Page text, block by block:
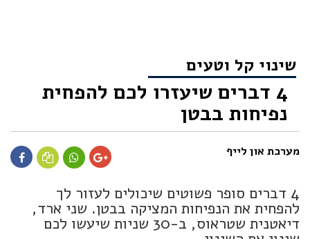
שינוי קל וטעים
4 דברים שיעזרו לכם להפחית
נפיחות בבטן
מערכת און לייף
4 דברים סופר פשוטים שיכולים לעזור לך
להפחית את הנפיחות המציקה בבטן. שני ארד,
דיאטנית שטראוס, ב-30 שניות שיעשו לכם